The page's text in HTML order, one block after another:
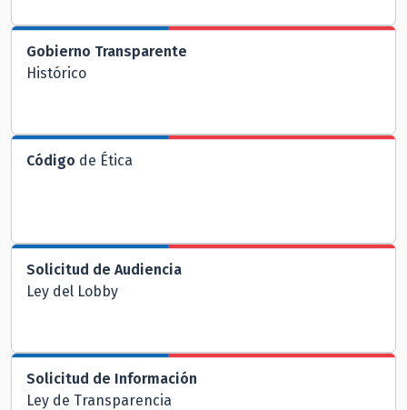
Gobierno Transparente
Histórico
Código de Ética
Solicitud de Audiencia
Ley del Lobby
Solicitud de Información
Ley de Transparencia